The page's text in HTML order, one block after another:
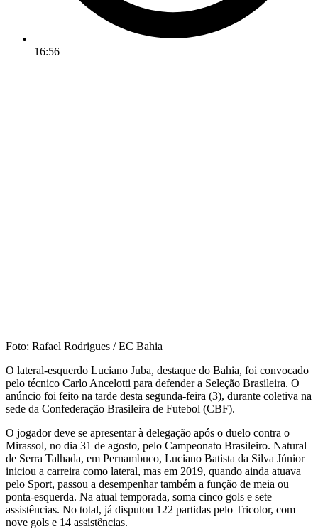
16:56
Foto: Rafael Rodrigues / EC Bahia
O lateral-esquerdo Luciano Juba, destaque do Bahia, foi convocado
pelo técnico Carlo Ancelotti para defender a Seleção Brasileira. O
anúncio foi feito na tarde desta segunda-feira (3), durante coletiva na
sede da Confederação Brasileira de Futebol (CBF).
O jogador deve se apresentar à delegação após o duelo contra o
Mirassol, no dia 31 de agosto, pelo Campeonato Brasileiro. Natural
de Serra Talhada, em Pernambuco, Luciano Batista da Silva Júnior
iniciou a carreira como lateral, mas em 2019, quando ainda atuava
pelo Sport, passou a desempenhar também a função de meia ou
ponta-esquerda. Na atual temporada, soma cinco gols e sete
assistências. No total, já disputou 122 partidas pelo Tricolor, com
nove gols e 14 assistências.